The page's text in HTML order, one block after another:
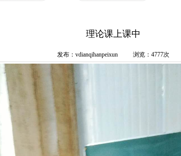
理论课上课中
发布：vdianqihanpeixun 浏览：4777次